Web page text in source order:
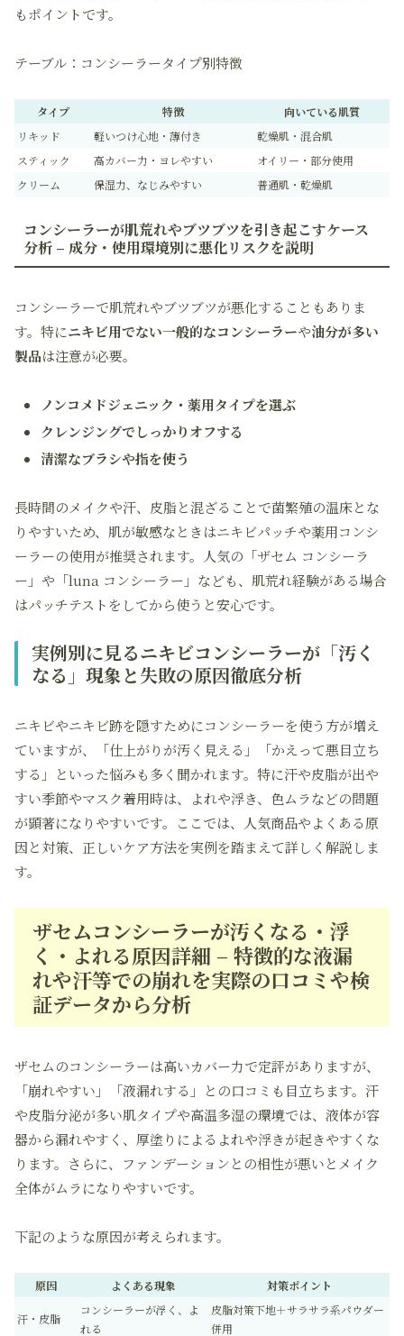
もポイントです。
テーブル：コンシーラータイプ別特徴
タイプ 特徴
向いている肌質
リキッド
軽いつけ心地・薄付き
乾燥肌・混合肌
スティック
高カバー力・ヨレやすい
オイリー・部分使用
クリーム
保湿力、なじみやすい 普通肌・乾燥肌
コンシーラーが肌荒れやブツブツを引き起こすケース
分析 – 成分・使用環境別に悪化リスクを説明
コンシーラーで肌荒れやブツブツが悪化することもありま
す。特にニキビ用でない一般的なコンシーラーや油分が多い
製品は注意が必要。
ノンコメドジェニック・薬用タイプを選ぶ
クレンジングでしっかりオフする
清潔なブラシや指を使う
長時間のメイクや汗、皮脂と混ざることで菌繁殖の温床とな
りやすいため、肌が敏感なときはニキビパッチや薬用コンシ
ーラーの使用が推奨されます。人気の「ザセム コンシーラ
ー」や「luna コンシーラー」なども、肌荒れ経験がある場合
はパッチテストをしてから使うと安心です。
実例別に見るニキビコンシーラーが「汚く
なる」現象と失敗の原因徹底分析
ニキビやニキビ跡を隠すためにコンシーラーを使う方が増え
ていますが、「仕上がりが汚く見える」「かえって悪目立ち
する」といった悩みも多く聞かれます。特に汗や皮脂が出や
すい季節やマスク着用時は、よれや浮き、色ムラなどの問題
が顕著になりやすいです。ここでは、人気商品やよくある原
因と対策、正しいケア方法を実例を踏まえて詳しく解説しま
す。
ザセムコンシーラーが汚くなる・浮
く・よれる原因詳細 – 特徴的な液漏
れや汗等での崩れを実際の口コミや検
証データから分析
ザセムのコンシーラーは高いカバー力で定評がありますが、
「崩れやすい」「液漏れする」との口コミも目立ちます。汗
や皮脂分泌が多い肌タイプや高温多湿の環境では、液体が容
器から漏れやすく、厚塗りによるよれや浮きが起きやすくな
ります。さらに、ファンデーションとの相性が悪いとメイク
全体がムラになりやすいです。
下記のような原因が考えられます。
原因 よくある現象 対策ポイント
汗・皮脂
コンシーラーが浮く、よ
れる
皮脂対策下地＋サラサラ系パウダー
併用